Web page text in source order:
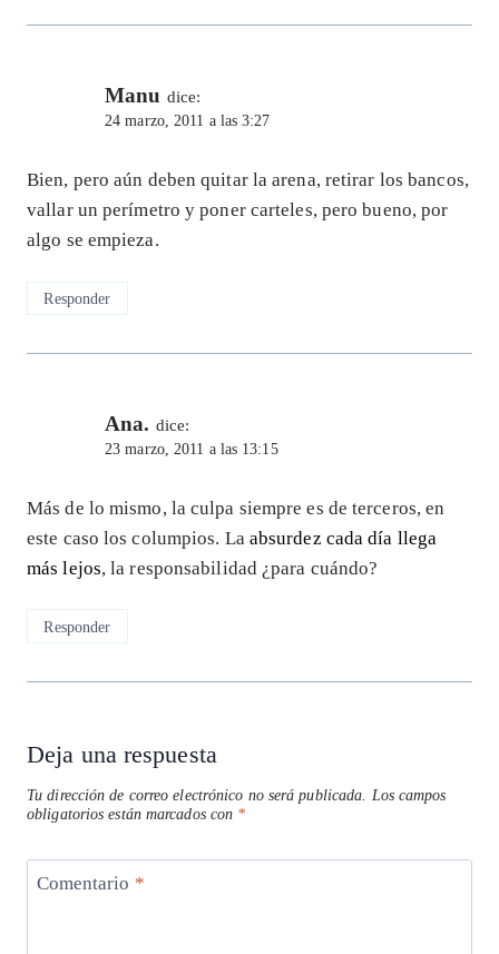
Manu dice:
24 marzo, 2011 a las 3:27
Bien, pero aún deben quitar la arena, retirar los bancos,
vallar un perímetro y poner carteles, pero bueno, por
algo se empieza.
Responder
Ana. dice:
23 marzo, 2011 a las 13:15
Más de lo mismo, la culpa siempre es de terceros, en
este caso los columpios. La absurdez cada día llega
más lejos, la responsabilidad ¿para cuándo?
Responder
Deja una respuesta
Tu dirección de correo electrónico no será publicada. Los campos
obligatorios están marcados con *
Comentario *